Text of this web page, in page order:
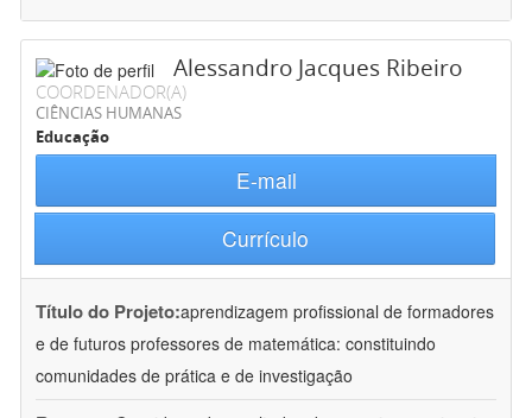
Alessandro Jacques Ribeiro
COORDENADOR(A)
CIÊNCIAS HUMANAS
Educação
E-mail
Currículo
Título do Projeto:aprendizagem profissional de formadores
e de futuros professores de matemática: constituindo
comunidades de prática e de investigação